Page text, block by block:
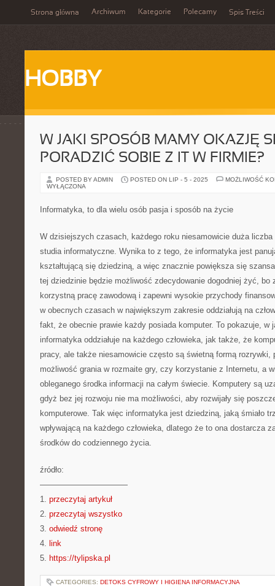
Strona główna Archiwum Kategorie Polecamy Spis Treści
HOBBY
W JAKI SPOSÓB MAMY OKAZJĘ
PORADZIĆ SOBIE Z IT W FIRMIE?
POSTED BY ADMIN POSTED ON LIP - 5 - 2025
MOŻLIWOŚĆ
WYŁĄCZONA
Informatyka, to dla wielu osób pasja i sposób na życie
W dzisiejszych czasach, każdego roku niesamowicie duża
studia informatyczne. Wynika to z tego, że informatyka jest
kształtującą się dziedziną, a więc znacznie powiększa się
tej dziedzinie będzie możliwość zdecydowanie dogodniej żyć, bo
korzystną pracę zawodową i zapewni wysokie przychody
w obecnych czasach w największym zakresie oddziałują na
fakt, że obecnie prawie każdy posiada komputer. To pokazuje, w
informatyka oddziałuje na każdego człowieka, jak także, że
pracy, ale także niesamowicie często są świetną formą rozrywki,
możliwość grania w rozmaite gry, czy korzystanie z Internetu, a
obleganego środka informacji na całym świecie. Komputery są
gdyż bez jej rozwoju nie ma możliwości, aby rozwijały się
komputerowe. Tak więc informatyka jest dziedziną, jaką śmiało
wpływającą na każdego człowieka, dlatego że to ona dostarcza
środków do codziennego życia.
źródło:
———————————
1. przeczytaj artykuł
2. przeczytaj wszystko
3. odwiedź stronę
4. link
5. https://tylipska.pl
CATEGORIES: DETOKS CYFROWY I HIGIENA INFORMACYJNA